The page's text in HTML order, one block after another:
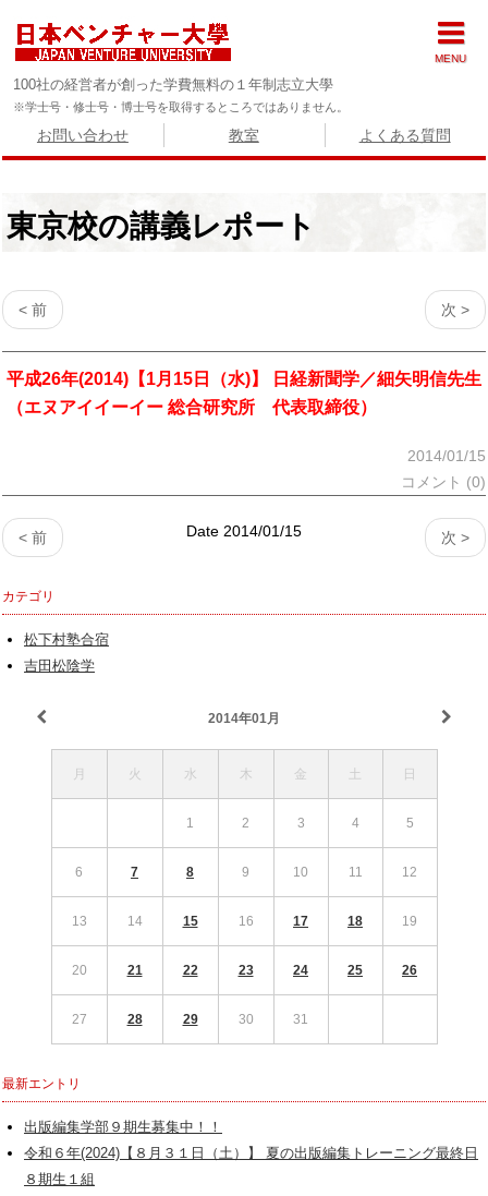
100社の経営者が創った学費無料の１年制志立大學
※学士号・修士号・博士号を取得するところではありません。
お問い合わせ 教室 よくある質問
東京校の講義レポート
< 前 次 >
平成26年(2014)【1月15日（水)】 日経新聞学／細矢明信先生
（エヌアイイーイー 総合研究所 代表取締役）
2014/01/15
コメント (0)
< 前 次 >
Date 2014/01/15
カテゴリ
松下村塾合宿
吉田松陰学
2014年01月
月 火 水 木 金 土 日
1 2 3 4 5
6 7 8 9 10 11 12
13 14 15 16 17 18 19
20 21 22 23 24 25 26
27 28 29 30 31
最新エントリ
出版編集学部９期生募集中！！
令和６年(2024)【８月３１日（土）】 夏の出版編集トレーニング最終日
８期生１組
MENU